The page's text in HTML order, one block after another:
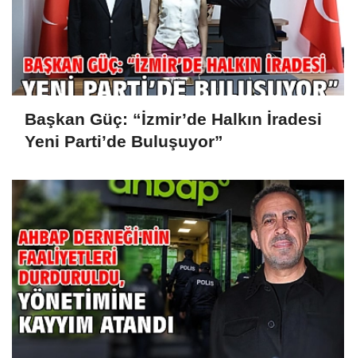
Başkan Güç: “İzmir’de Halkın İradesi
Yeni Parti’de Buluşuyor”